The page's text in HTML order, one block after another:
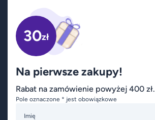
30zł
Na pierwsze zakupy!
Rabat na zamówienie powyżej 400 zł.
Pole oznaczone * jest obowiązkowe
Imię